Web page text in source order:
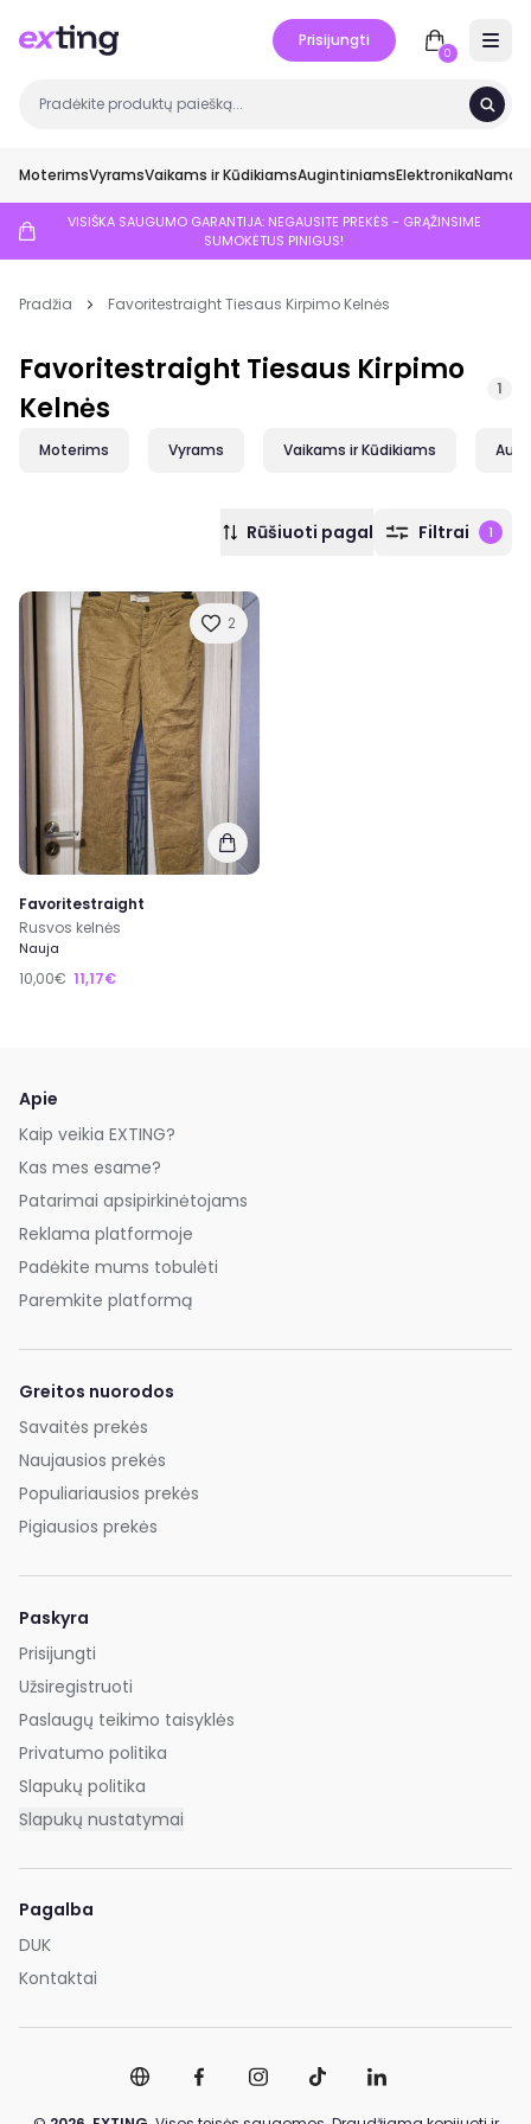
Prisijungti
0
MoterimsVyramsVaikams ir KūdikiamsAugintiniamsElektronikaNamai
VISIŠKA SAUGUMO GARANTIJA: NEGAUSITE PREKĖS - GRĄŽINSIME
SUMOKĖTUS PINIGUS!
Pradžia Favoritestraight Tiesaus Kirpimo Kelnės
Favoritestraight Tiesaus Kirpimo
Kelnės
1
Moterims Vyrams Vaikams ir Kūdikiams
Rūšiuoti pagal Filtrai 1
2
Favoritestraight
Rusvos kelnės
Nauja
10,00€ 11,17€
Apie
Kaip veikia EXTING?
Kas mes esame?
Patarimai apsipirkinėtojams
Reklama platformoje
Padėkite mums tobulėti
Paremkite platformą
Greitos nuorodos
Savaitės prekės
Naujausios prekės
Populiariausios prekės
Pigiausios prekės
Paskyra
Prisijungti
Užsiregistruoti
Paslaugų teikimo taisyklės
Privatumo politika
Slapukų politika
Slapukų nustatymai
Pagalba
DUK
Kontaktai